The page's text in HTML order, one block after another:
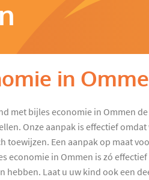
in
met bijles economie in Ommen
Onze aanpak is effectief
toewijzen. Een aanpak op maat
economie in Ommen is zó
hebben. Laat u uw kind ook een